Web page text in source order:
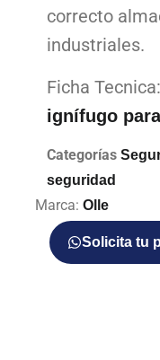
correcto
industriales.
Ficha Tecnica:
ignífugo
Categorías
seguridad
Marca: Olle
Solicita tu